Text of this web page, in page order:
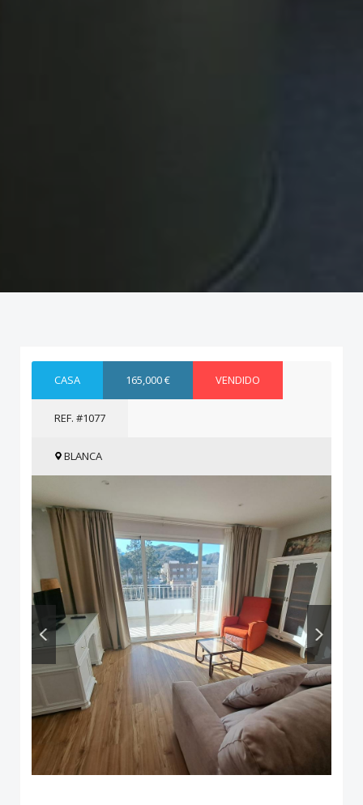
CASA 165,000 € VENDIDO
REF. #1077
BLANCA